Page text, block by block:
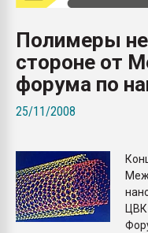
Полимеры не
стороне от
форума по
25/11/2008
ЦВК